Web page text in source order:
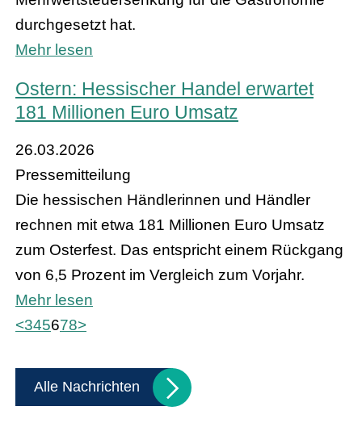
durchgesetzt hat.
Mehr lesen
Ostern: Hessischer Handel erwartet
181 Millionen Euro Umsatz
26.03.2026
Pressemitteilung
Die hessischen Händlerinnen und Händler
rechnen mit etwa 181 Millionen Euro Umsatz
zum Osterfest. Das entspricht einem Rückgang
von 6,5 Prozent im Vergleich zum Vorjahr.
Mehr lesen
<345678>
Alle Nachrichten